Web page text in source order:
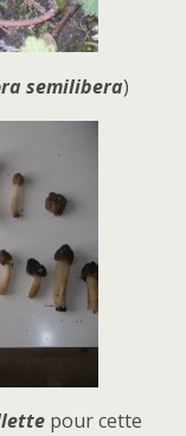
semilibera)
pour cette